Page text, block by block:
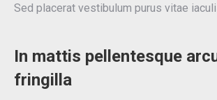
Sed placerat vestibulum purus vitae
In mattis pellentesque
fringilla